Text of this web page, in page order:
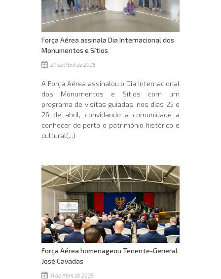
Força Aérea assinala Dia Internacional dos
Monumentos e Sítios
27 de Abril de 2025
A Força Aérea assinalou o Dia Internacional
dos Monumentos e Sítios com um
programa de visitas guiadas, nos dias 25 e
26 de abril, convidando a comunidade a
conhecer de perto o património histórico e
cultural(...)
Força Aérea homenageou Tenente-General
José Cavadas
11 de Abril de 2025